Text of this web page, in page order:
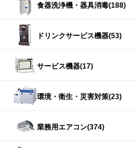
食器洗浄機・器具消毒(188)
ドリンクサービス機器(53)
サービス機器(17)
環境・衛生・災害対策(23)
業務用エアコン(374)